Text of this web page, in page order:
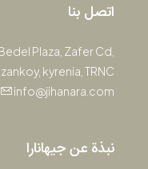
اتصل بنا
Plaza, Zafer Cd,
kyrenia, TRNC
info@jihanara.com
نبذة عن جيهانارا